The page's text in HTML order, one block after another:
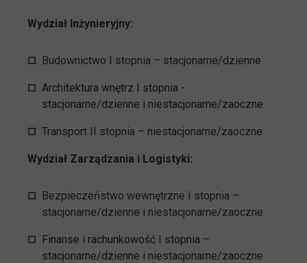
Wydział Inżynieryjny:
Budownictwo I stopnia – stacjonarne/dzienne
Architektura wnętrz I stopnia -
stacjonarne/dzienne i niestacjonarne/zaoczne
Transport II stopnia – niestacjonarne/zaoczne
Wydział Zarządzania i Logistyki:
Bezpieczeństwo wewnętrzne I stopnia –
stacjonarne/dzienne i niestacjonarne/zaoczne
Finanse i rachunkowość I stopnia –
stacjonarne/dzienne i niestacjonarne/zaoczne